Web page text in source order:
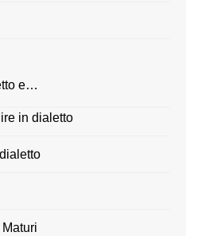
e…
in dialetto